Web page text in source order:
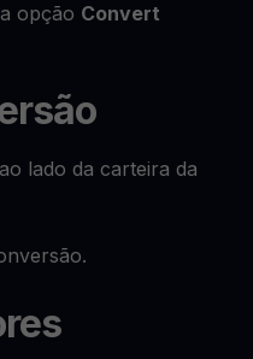
opção Convert
ao lado da carteira da